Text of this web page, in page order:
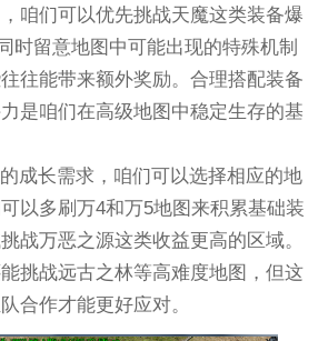
咱们可以优先挑战天魔这类装备爆
时留意地图中可能出现的特殊机制
往能带来额外奖励。合理搭配装备
是咱们在高级地图中稳定生存的基
成长需求，咱们可以选择相应的地
以多刷万4和万5地图来积累基础装
战万恶之源这类收益更高的区域。
挑战远古之林等高难度地图，但这
合作才能更好应对。